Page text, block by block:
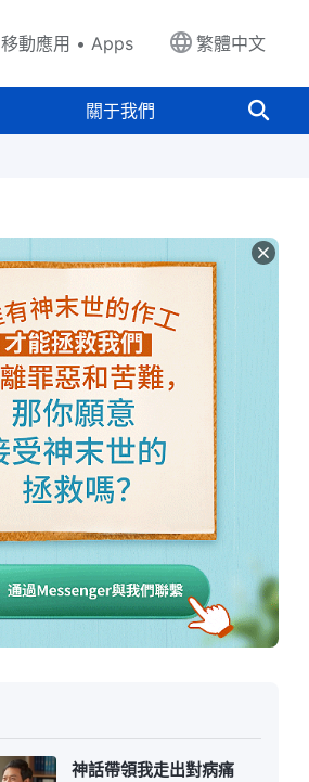
移動應用 • Apps 繁體中文
關于我們
神話帶領我走出對病痛